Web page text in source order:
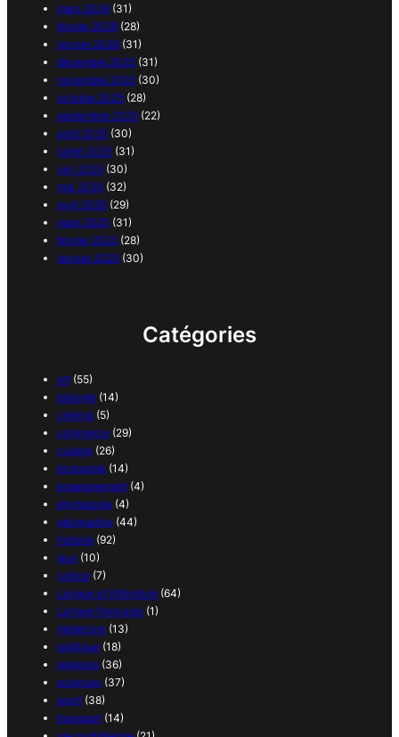
mars 2026 (31)
février 2026 (28)
janvier 2026 (31)
décembre 2025 (31)
novembre 2025 (30)
octobre 2025 (28)
septembre 2025 (22)
août 2025 (30)
juillet 2025 (31)
juin 2025 (30)
mai 2025 (32)
avril 2025 (29)
mars 2025 (31)
février 2025 (28)
janvier 2025 (30)
Catégories
art (55)
biologie (14)
cinéma (5)
commerce (29)
cuisine (26)
économie (14)
enseignement (4)
étymologie (4)
géographie (44)
histoire (92)
jeux (10)
justice (7)
Langue et littérature (64)
Langue française (1)
médecine (13)
politique (18)
religions (36)
sciences (37)
sport (38)
transport (14)